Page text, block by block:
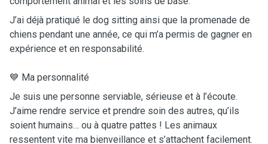
J’ai déjà pratiqué le dog sitting ainsi que la promenade de
chiens pendant une année, ce qui m’a permis de gagner en
expérience et en responsabilité.
💙 Ma personnalité
Je suis une personne serviable, sérieuse et à l’écoute.
J’aime rendre service et prendre soin des autres, qu’ils
soient humains… ou à quatre pattes ! Les animaux
ressentent vite ma bienveillance et s’attachent facilement.